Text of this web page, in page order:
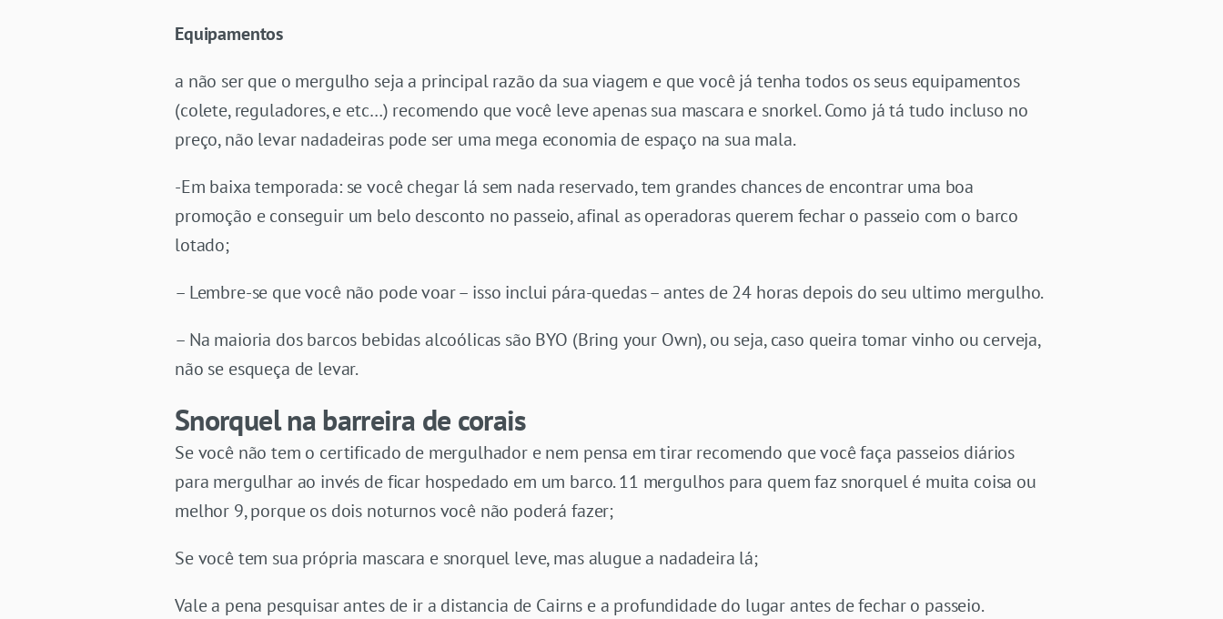
Equipamentos
a não ser que o mergulho seja a principal razão da sua viagem e que você já tenha todos os seus equipamentos
(colete, reguladores, e etc…) recomendo que você leve apenas sua mascara e snorkel. Como já tá tudo incluso no
preço, não levar nadadeiras pode ser uma mega economia de espaço na sua mala.
-Em baixa temporada: se você chegar lá sem nada reservado, tem grandes chances de encontrar uma boa
promoção e conseguir um belo desconto no passeio, afinal as operadoras querem fechar o passeio com o barco
lotado;
– Lembre-se que você não pode voar – isso inclui pára-quedas – antes de 24 horas depois do seu ultimo mergulho.
– Na maioria dos barcos bebidas alcoólicas são BYO (Bring your Own), ou seja, caso queira tomar vinho ou cerveja,
não se esqueça de levar.
Snorquel na barreira de corais
Se você não tem o certificado de mergulhador e nem pensa em tirar recomendo que você faça passeios diários
para mergulhar ao invés de ficar hospedado em um barco. 11 mergulhos para quem faz snorquel é muita coisa ou
melhor 9, porque os dois noturnos você não poderá fazer;
Se você tem sua própria mascara e snorquel leve, mas alugue a nadadeira lá;
Vale a pena pesquisar antes de ir a distancia de Cairns e a profundidade do lugar antes de fechar o passeio.